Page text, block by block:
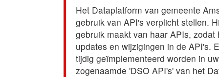
Het Dataplatform van gemeente
gebruik van API's verplicht stellen.
gebruik maakt van haar APIs,
updates en wijzigingen in de API's.
tijdig geïmplementeerd worden in
zogenaamde 'DSO API's' van het